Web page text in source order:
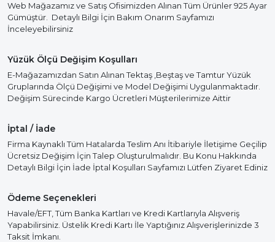
Web Mağazamız ve Satış Ofisimizden Alınan Tüm Ürünler 925 Ayar
Gümüştür. Detaylı Bilgi İçin Bakım Onarım Sayfamızı
İnceleyebilirsiniz
Yüzük Ölçü Değişim Koşulları
E-Mağazamızdan Satın Alınan Tektaş ,Beştaş ve Tamtur Yüzük
Gruplarında Ölçü Değişimi ve Model Değişimi Uygulanmaktadır.
Değişim Sürecinde Kargo Ücretleri Müşterilerimize Aittir
İptal / İade
Firma Kaynaklı Tüm Hatalarda Teslim Anı İtibariyle İletişime Geçilip
Ücretsiz Değişim İçin Talep Oluşturulmalıdır. Bu Konu Hakkında
Detaylı Bilgi İçin İade İptal Koşulları Sayfamızı Lütfen Ziyaret Ediniz
Ödeme Seçenekleri
Havale/EFT, Tüm Banka Kartları ve Kredi Kartlarıyla Alışveriş
Yapabilirsiniz. Üstelik Kredi Kartı İle Yaptığınız Alışverişlerinizde 3
Taksit İmkanı.